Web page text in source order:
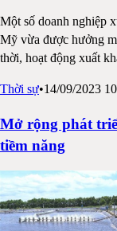
Một số doanh nghiệp
Mỹ vừa được hưởng
thời, hoạt động xuất
Thời sự•14/09/2023
Mở rộng phát
tiềm năng